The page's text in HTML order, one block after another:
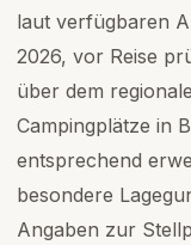
laut verfügbaren
2026, vor Reise
über dem
Campingplätze in
entsprechend
besondere
Angaben zur